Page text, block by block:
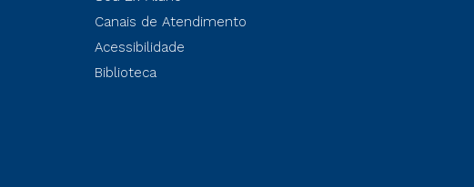
Canais de Atendimento
Acessibilidade
Biblioteca